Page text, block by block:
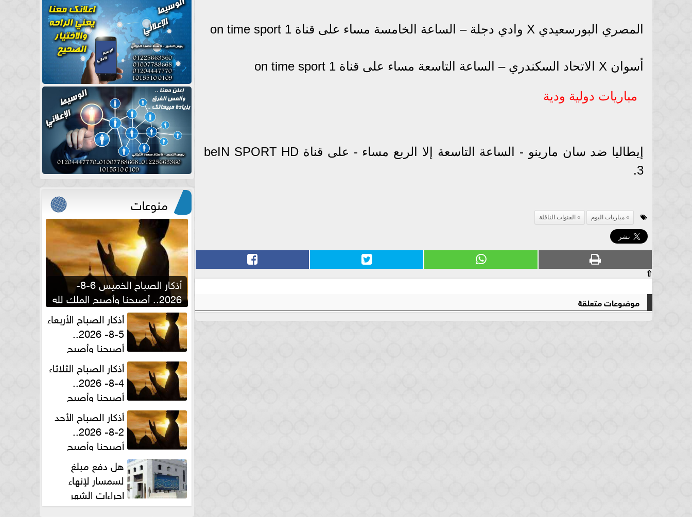
المصري البورسعيدي X وادي دجلة – الساعة الخامسة مساء على قناة on time sport 1
أسوان X الاتحاد السكندري – الساعة التاسعة مساء على قناة on time sport 1
مباريات دولية ودية
إيطاليا ضد سان مارينو - الساعة التاسعة إلا الربع مساء - على قناة beIN SPORT HD
3.
مباريات اليوم القنوات الناقلة
⇧
موضوعات متعلقة
منوعات
أذكار الصباح الخميس 6-8-
2026.. أصبحنا وأصبح الملك لله
والحمد لله
أذكار الصباح الأربعاء
5-8- 2026..
أصبحنا وأصبح
الملك لله والحمد للهأذكار الصباح الثلاثاء
4-8- 2026..
أصبحنا وأصبح
الملك لله والحمد للهأذكار الصباح الأحد
2-8- 2026..
أصبحنا وأصبح
الملك لله والحمد للههل دفع مبلغ
لسمسار لإنهاء
إجراءات الشهر
العقارى حلال؟.. أمين الفتوى يجيب